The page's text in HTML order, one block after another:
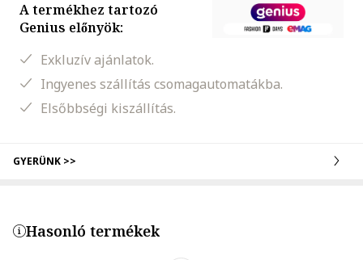
A termékhez tartozó
Genius előnyök:
Exkluzív ajánlatok.
Ingyenes szállítás csomagautomatákba.
Elsőbbségi kiszállítás.
GYERÜNK >>
Hasonló termékek